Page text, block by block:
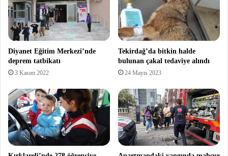
Diyanet Eğitim Merkezi’nde
deprem tatbikatı
3 Kasım 2022
Tekirdağ’da bitkin halde
bulunan çakal tedaviye alındı
24 Mayıs 2023